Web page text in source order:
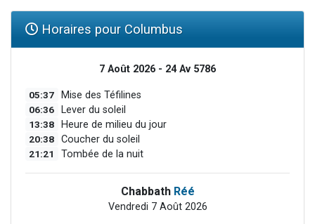
Horaires pour Columbus
7 Août 2026 - 24 Av 5786
05:37 Mise des Téfilines
06:36 Lever du soleil
13:38 Heure de milieu du jour
20:38 Coucher du soleil
21:21 Tombée de la nuit
Chabbath Réé
Vendredi 7 Août 2026